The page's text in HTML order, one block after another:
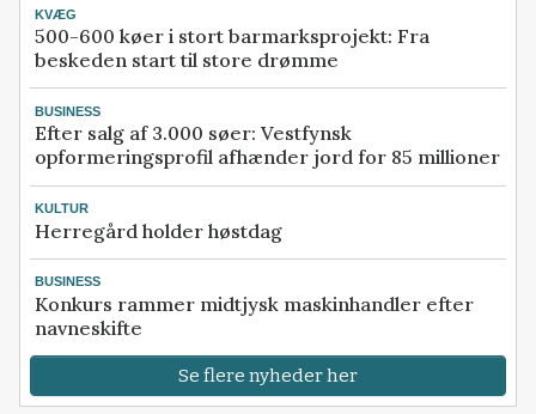
KVÆG
500-600 køer i stort barmarksprojekt: Fra
beskeden start til store drømme
BUSINESS
Efter salg af 3.000 søer: Vestfynsk
opformeringsprofil afhænder jord for 85 millioner
KULTUR
Herregård holder høstdag
BUSINESS
Konkurs rammer midtjysk maskinhandler efter
navneskifte
Se flere nyheder her